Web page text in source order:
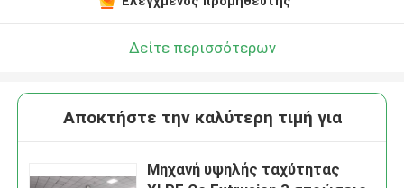
Δείτε περισσότερων
Αποκτήστε την καλύτερη τιμή για
Μηχανή υψηλής ταχύτητας